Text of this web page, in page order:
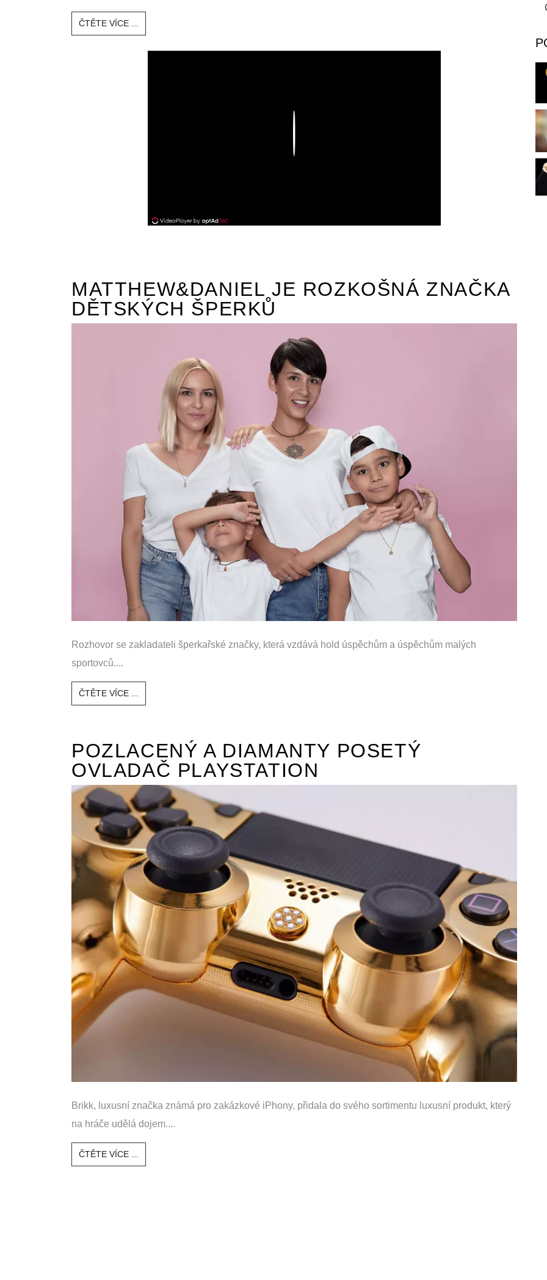
ČTĚTE VÍCE ...
MATTHEW&DANIEL JE ROZKOŠNÁ ZNAČKA
DĚTSKÝCH ŠPERKŮ
Rozhovor se zakladateli šperkařské značky, která vzdává hold úspěchům a úspěchům malých
sportovců....
ČTĚTE VÍCE ...
POZLACENÝ A DIAMANTY POSETÝ
OVLADAČ PLAYSTATION
Brikk, luxusní značka známá pro zakázkové iPhony, přidala do svého sortimentu luxusní produkt, který
na hráče udělá dojem....
ČTĚTE VÍCE ...